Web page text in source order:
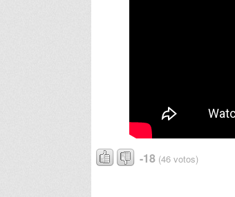
-18 (46 votos)